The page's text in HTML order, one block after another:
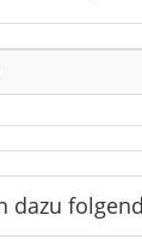
dazu